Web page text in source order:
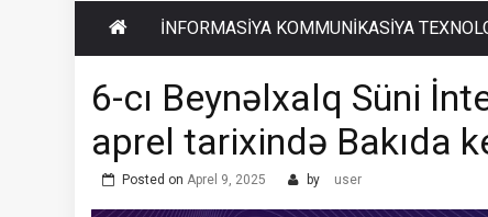
İNFORMASIYA KOMMUNIKASIYA
6-cı Beynəlxalq Süni
aprel tarixində Bakıda
Posted on Aprel 9, 2025 by user